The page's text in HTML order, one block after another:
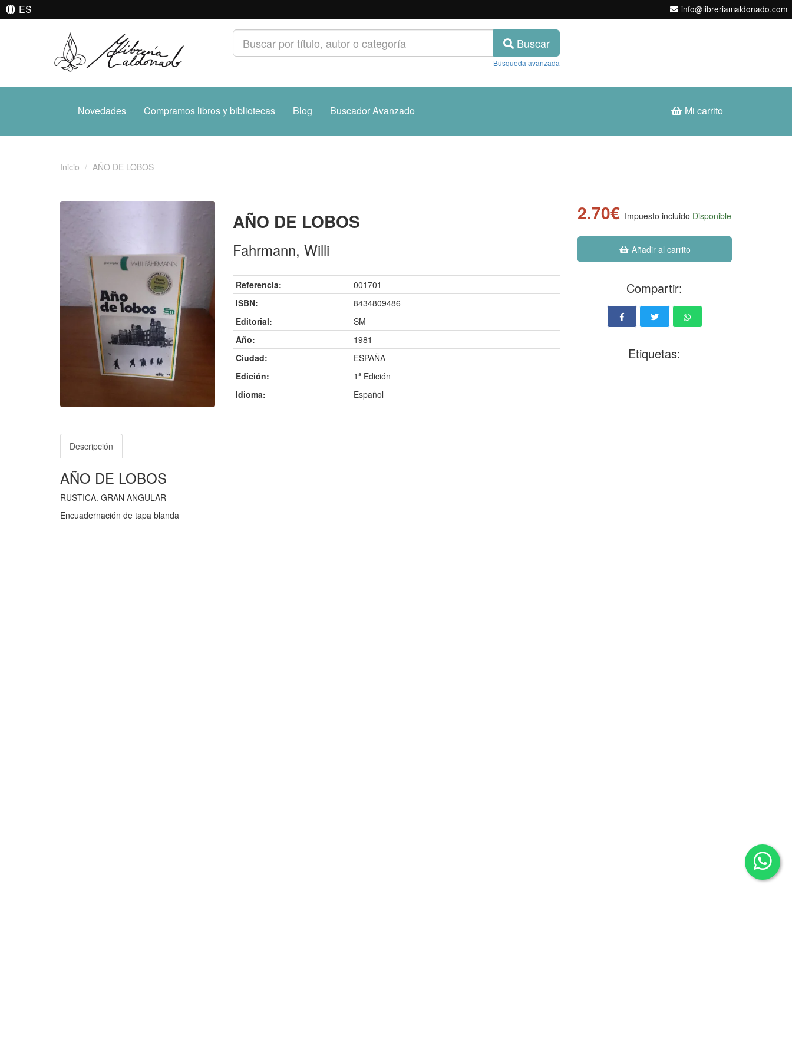
ES info@libreriamaldonado.com
Buscar
Búsqueda avanzada
Novedades Compramos libros y bibliotecas Blog Buscador Avanzado Mi carrito
Inicio AÑO DE LOBOS
AÑO DE LOBOS
Fahrmann, Willi
Referencia:
001701
ISBN:
8434809486
Editorial:
SM
Año:
1981
Ciudad:
ESPAÑA
Edición:
1ª Edición
Idioma:
Español
2.70€ Impuesto incluido Disponible
Añadir al carrito
Compartir:
Etiquetas:
Descripción
AÑO DE LOBOS
RUSTICA. GRAN ANGULAR
Encuadernación de tapa blanda